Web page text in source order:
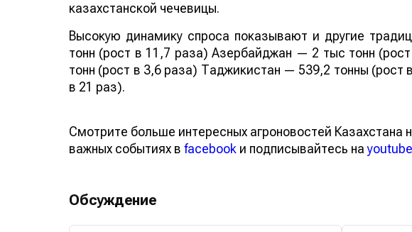
казахстанской чечевицы.
Высокую динамику спроса показывают и другие
тонн (рост в 11,7 раза) Азербайджан — 2 тыс тонн
тонн (рост в 3,6 раза) Таджикистан — 539,2 тонны
в 21 раз).
Смотрите больше интересных агроновостей Казахстана
важных событиях в facebook и подписывайтесь наyoutube
Обсуждение